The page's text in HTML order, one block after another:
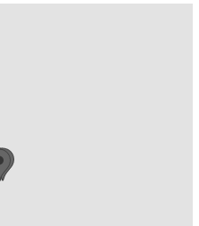
متجر اختين مول